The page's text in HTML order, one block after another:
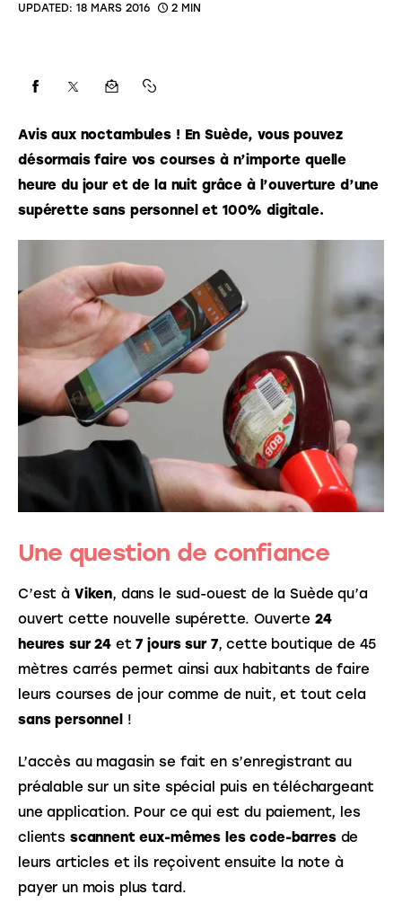
UPDATED: 18 MARS 2016 2 MIN
Avis aux noctambules ! En Suède, vous pouvez
désormais faire vos courses à n’importe quelle
heure du jour et de la nuit grâce à l’ouverture d’une
supérette sans personnel et 100% digitale.
Une question de confiance
C’est à Viken, dans le sud-ouest de la Suède qu’a
ouvert cette nouvelle supérette. Ouverte 24
heures sur 24 et 7 jours sur 7, cette boutique de 45
mètres carrés permet ainsi aux habitants de faire
leurs courses de jour comme de nuit, et tout cela
sans personnel !
L’accès au magasin se fait en s’enregistrant au
préalable sur un site spécial puis en téléchargeant
une application. Pour ce qui est du paiement, les
clients scannent eux-mêmes les code-barres de
leurs articles et ils reçoivent ensuite la note à
payer un mois plus tard.